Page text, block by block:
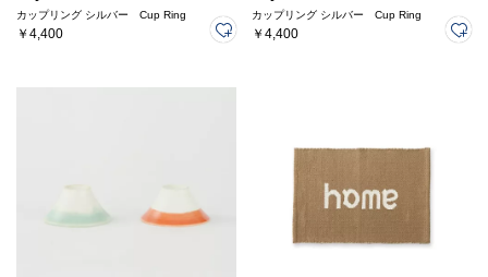
カップリング シルバー Cup Ring
￥4,400
カップリング シルバー Cup Ring
￥4,400